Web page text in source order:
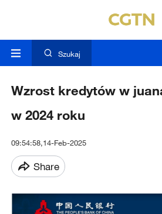
Szukaj
Wzrost kredytów w
w 2024 roku
09:54:58,14-Feb-2025
Share